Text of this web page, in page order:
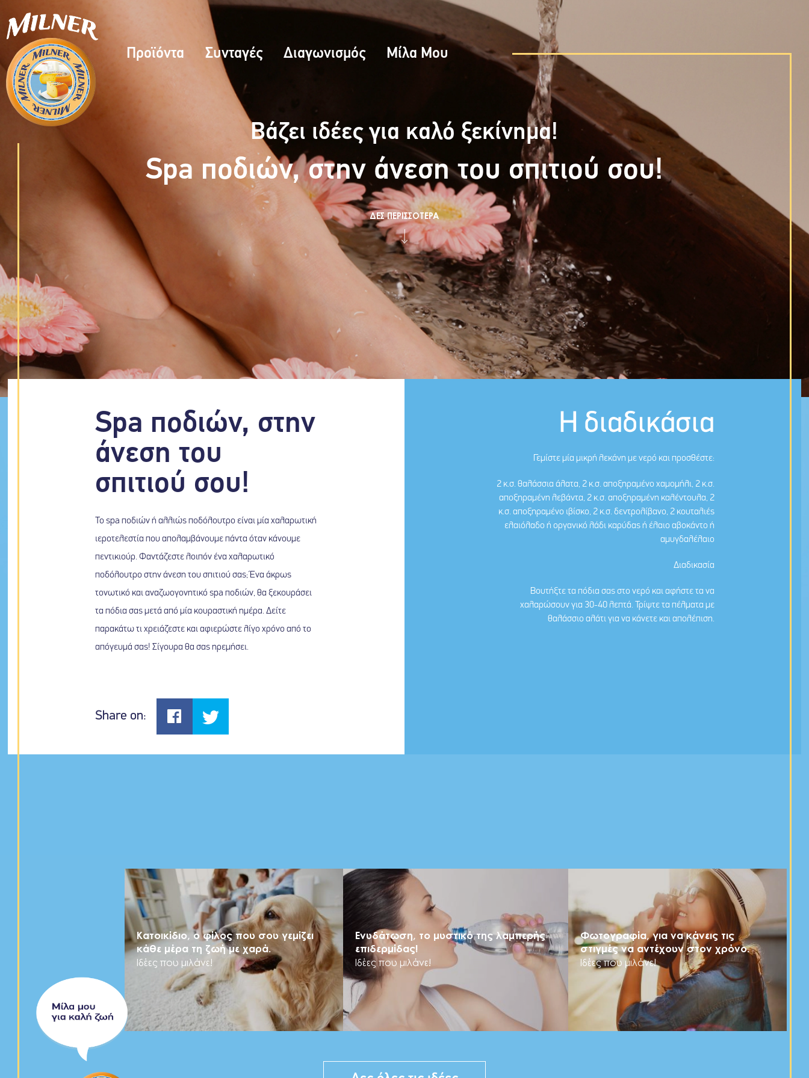
Προϊόντα Συνταγές Διαγωνισμός Μίλα Μου
Βάζει ιδέες για καλό ξεκίνημα!
Spa ποδιών, στην άνεση του σπιτιού σου!
ΔΕΣ ΠΕΡΙΣΣΟΤΕΡΑ
Spa ποδιών, στην
άνεση του
σπιτιού σου!
Το spa ποδιών ή αλλιώς ποδόλουτρο είναι μία χαλαρωτική
ιεροτελεστία που απολαμβάνουμε πάντα όταν κάνουμε
πεντικιούρ. Φαντάζεστε λοιπόν ένα χαλαρωτικό
ποδόλουτρο στην άνεση του σπιτιού σας; Ένα άκρως
τονωτικό και αναζωογονητικό spa ποδιών, θα ξεκουράσει
τα πόδια σας μετά από μία κουραστική ημέρα. Δείτε
παρακάτω τι χρειάζεστε και αφιερώστε λίγο χρόνο από το
απόγευμά σας! Σίγουρα θα σας ηρεμήσει.
Share on:
Η διαδικάσια
Γεμίστε μία μικρή λεκάνη με νερό και προσθέστε:
2 κ.σ. θαλάσσια άλατα, 2 κ.σ. αποξηραμένο χαμομήλι, 2 κ.σ.
αποξηραμένη λεβάντα, 2 κ.σ. αποξηραμένη καλέντουλα, 2
κ.σ. αποξηραμένο ιβίσκο, 2 κ.σ. δεντρολίβανο, 2 κουταλιές
ελαιόλαδο ή οργανικό λάδι καρύδας ή έλαιο αβοκάντο ή
αμυγδαλέλαιο
Διαδικασία
Βουτήξτε τα πόδια σας στο νερό και αφήστε τα να
χαλαρώσουν για 30-40 λεπτά. Τρίψτε τα πέλματα με
θαλάσσιο αλάτι για να κάνετε και απολέπιση.
Κατοικίδιο, ο φίλος που σου γεμίζει
κάθε μέρα τη ζωή με χαρά.
Ιδέες που μιλάνε!
Ενυδάτωση, το μυστικό της λαμπερής
επιδερμίδας!
Ιδέες που μιλάνε!
Φωτογραφία, για να κάνεις τις
στιγμές να αντέχουν στον χρόνο.
Ιδέες που μιλάνε!